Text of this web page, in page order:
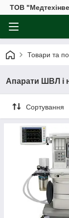
ТОВ
Товари та
Апарати ШВЛ і
Сортування